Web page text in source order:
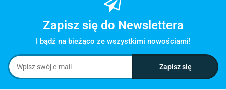
Zapisz się do Newslettera
I bądź na bieżąco ze wszystkimi nowościami!